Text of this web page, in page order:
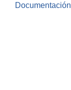
Documentación